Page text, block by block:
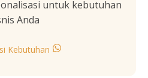
untuk kebutuhan
Anda
Kebutuhan